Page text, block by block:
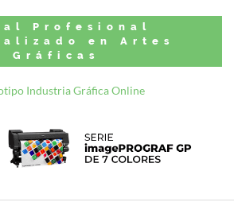
Profesional
en Artes
Gráficas